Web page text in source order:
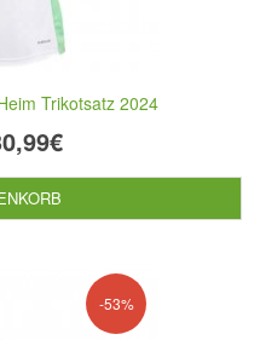
Trikotsatz 2024
-53%